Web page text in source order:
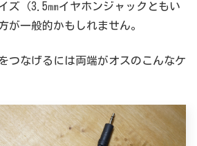
ズ（3.5㎜イヤホンジャックともい
が一般的かもしれません。
つなげるには両端がオスのこんなケ